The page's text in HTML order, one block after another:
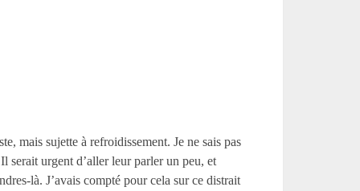
mais sujette à refroidissement. Je ne sais pas
serait urgent d’aller leur parler un peu, et
là. J’avais compté pour cela sur ce distrait